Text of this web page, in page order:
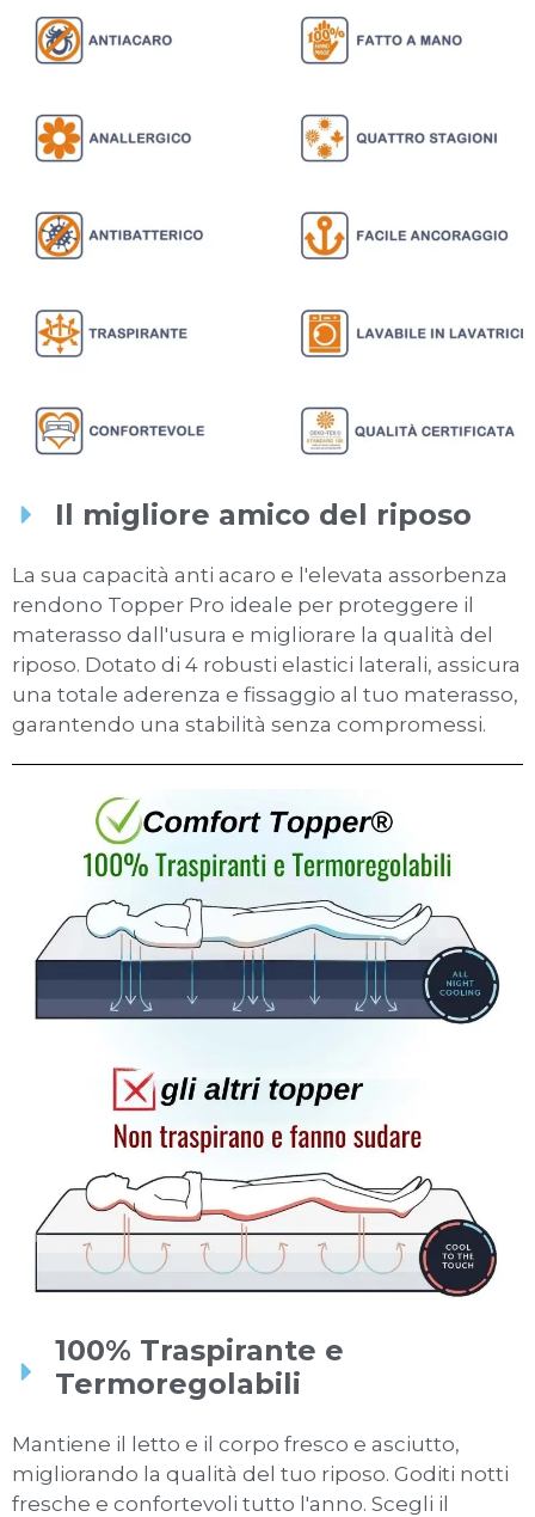
Il migliore amico del riposo
La sua capacità anti acaro e l'elevata assorbenza
rendono Topper Pro ideale per proteggere il
materasso dall'usura e migliorare la qualità del
riposo. Dotato di 4 robusti elastici laterali, assicura
una totale aderenza e fissaggio al tuo materasso,
garantendo una stabilità senza compromessi.
100% Traspirante e
Termoregolabili
Mantiene il letto e il corpo fresco e asciutto,
migliorando la qualità del tuo riposo. Goditi notti
fresche e confortevoli tutto l'anno. Scegli il